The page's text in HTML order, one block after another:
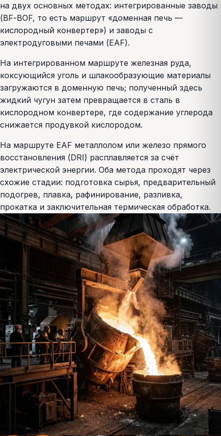
на двух основных методах: интегрированные заводы
(BF-BOF, то есть маршрут «доменная печь —
кислородный конвертер») и заводы с
электродуговыми печами (EAF).
На интегрированном маршруте железная руда,
коксующийся уголь и шлакообразующие материалы
загружаются в доменную печь; полученный здесь
жидкий чугун затем превращается в сталь в
кислородном конвертере, где содержание углерода
снижается продувкой кислородом.
На маршруте EAF металлолом или железо прямого
восстановления (DRI) расплавляется за счёт
электрической энергии. Оба метода проходят через
схожие стадии: подготовка сырья, предварительный
подогрев, плавка, рафинирование, разливка,
прокатка и заключительная термическая обработка.